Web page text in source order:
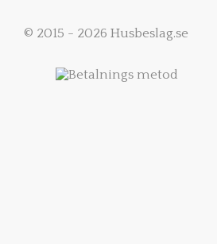
© 2015 - 2026 Husbeslag.se